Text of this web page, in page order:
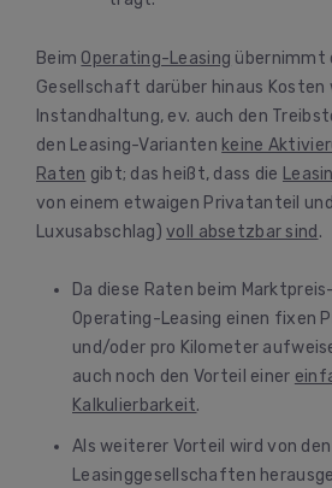
Beim Operating-Leasing übernimmt
Gesellschaft darüber hinaus Kosten
Instandhaltung, ev. auch den
den Leasing-Varianten keine
Raten gibt; das heißt, dass die
von einem etwaigen Privatanteil
Luxusabschlag)voll absetzbar sind .
Da diese Raten beim
Operating-Leasing einen fixen
und/oder pro Kilometer
auch noch den Vorteil einer
Kalkulierbarkeit.
Als weiterer Vorteil wird von den
Leasinggesellschaften